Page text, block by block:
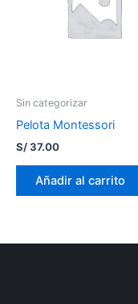
Sin categorizar
Pelota Montessori
S/37.00
Añadir al carrito